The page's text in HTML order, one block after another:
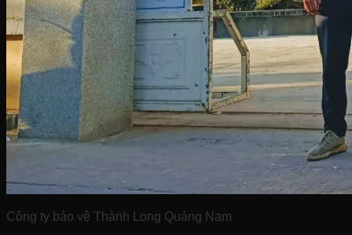
Công ty bảo vệ Thành Long Quảng Nam